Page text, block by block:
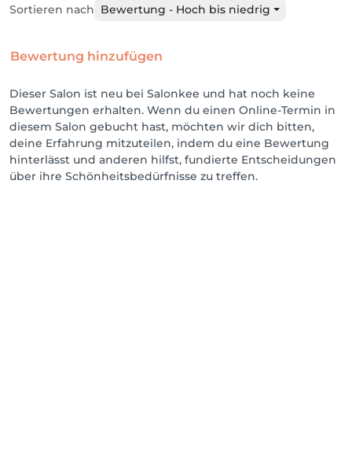
Sortieren nach Bewertung - Hoch bis niedrig
Bewertung hinzufügen
Dieser Salon ist neu bei Salonkee und hat noch keine
Bewertungen erhalten. Wenn du einen Online-Termin in
diesem Salon gebucht hast, möchten wir dich bitten,
deine Erfahrung mitzuteilen, indem du eine Bewertung
hinterlässt und anderen hilfst, fundierte Entscheidungen
über ihre Schönheitsbedürfnisse zu treffen.